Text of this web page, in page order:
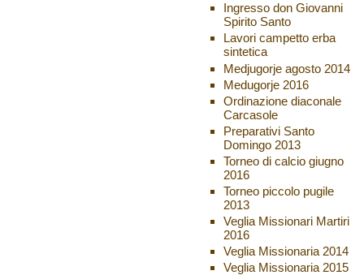
Ingresso don Giovanni
Spirito Santo
Lavori campetto erba
sintetica
Medjugorje agosto 2014
Medugorje 2016
Ordinazione diaconale
Carcasole
Preparativi Santo
Domingo 2013
Torneo di calcio giugno
2016
Torneo piccolo pugile
2013
Veglia Missionari Martiri
2016
Veglia Missionaria 2014
Veglia Missionaria 2015